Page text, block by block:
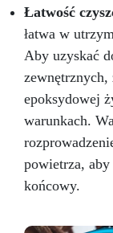
Łatwość
łatwa w
Aby uzyskać
zewnętrznych,
epoksydowej
warunkach.
powietrza,
końcowy.